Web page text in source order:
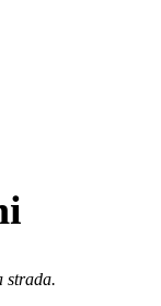
strada.